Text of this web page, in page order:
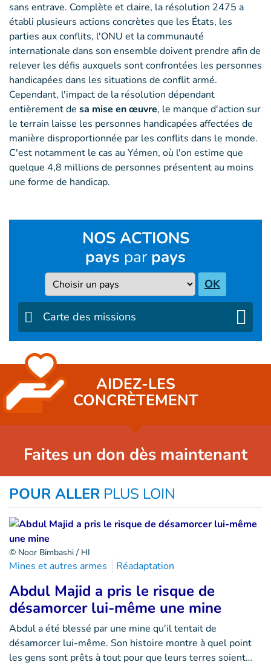
sans entrave. Complète et claire, la résolution 2475 a
établi plusieurs actions concrètes que les États, les
parties aux conflits, l'ONU et la communauté
internationale dans son ensemble doivent prendre afin de
relever les défis auxquels sont confrontées les personnes
handicapées dans les situations de conflit armé.
Cependant, l'impact de la résolution dépendant
entièrement de sa mise en œuvre, le manque d'action sur
le terrain laisse les personnes handicapées affectées de
manière disproportionnée par les conflits dans le monde.
C'est notamment le cas au Yémen, où l'on estime que
quelque 4,8 millions de personnes présentent au moins
une forme de handicap.
NOS ACTIONS
pays par pays
Pays OK
Carte des missions
AIDEZ-LES
CONCRÈTEMENT
Faites un don dès maintenant
POUR ALLER PLUS LOIN
© Noor Bimbashi / HI
Mines et autres armes Réadaptation
Abdul Majid a pris le risque de
désamorcer lui-même une mine
Abdul a été blessé par une mine qu'il tentait de
désamorcer lui-même. Son histoire montre à quel point
les gens sont prêts à tout pour que leurs terres soient…